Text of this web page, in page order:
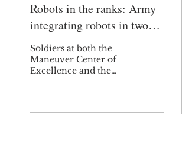
Robots in the ranks: Army
integrating robots in two
platoons
Soldiers at both the
Maneuver Center of
Excellence and the
formations that